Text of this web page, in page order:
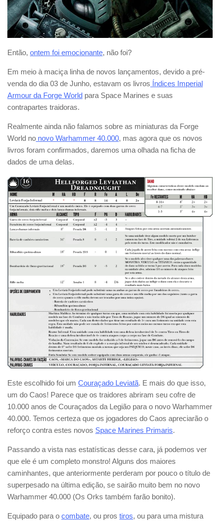
Então, ontem foi emocionante, não foi?
Em meio à maciça linha de novos lançamentos, devido a pré-
venda do dia 03 de Junho, estavam os livros Índices Imperial
Armour da Forge World para Space Marines e suas
contrapartes traidoras.
Realmente ainda não falamos sobre as miniaturas da Forge
World no novo Warhammer 40.000, mas agora que os novos
livros foram confirmados, daremos uma olhada na ficha de
dados de uma delas.
Este escolhido foi um Couraçado Leviatã. E mais do que isso,
um do Caos! Parece que os traidores abriram seu cofre de
10.000 anos de Couraçados da Legião para o novo Warhammer
40.000. Temos certeza que os jogadores do Caos apreciarão o
reforço contra estes novos Space Marines Primaris.
Passando a vista nas estatísticas desse cara, já podemos ver
que ele é um completo monstro! Alguns dos maiores
caminhantes, que anteriormente perderam por pouco o título de
superpesado na última edição, se sairão muito bem no novo
Warhammer 40.000 (Os Orks também farão bonito).
Equipado para o combate, ou pros tiros, ou para uma mistura